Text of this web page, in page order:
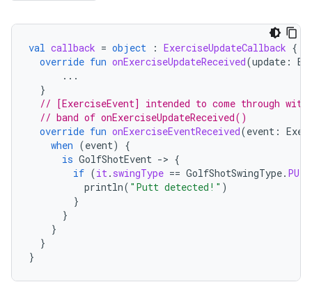
val callback = object : ExerciseUpdateCallback {
override fun onExerciseUpdateReceived(update :
...
}
// [ExerciseEvent] intended to come through
// band of onExerciseUpdateReceived()
override fun onExerciseEventReceived(event :
when (event)
{
is GolfShotEvent -> {
if (it. swingType == GolfShotSwingType. PUTT
println( "Putt detected!" )
}
}
}
}
}